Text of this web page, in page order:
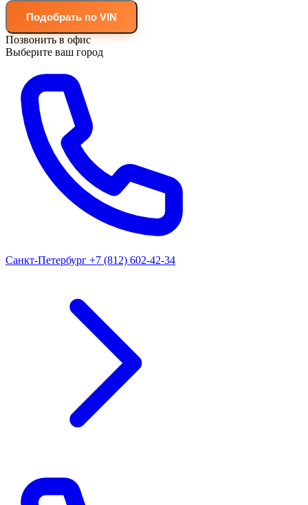
Подобрать по VIN
Позвонить в офис
Выберите ваш город
Санкт-Петербург +7 (812) 602-42-34